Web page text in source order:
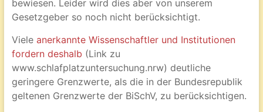
bewiesen. Leider wird dies aber von unserem
Gesetzgeber so noch nicht berücksichtigt.
Viele anerkannte Wissenschaftler und Institutionen
fordern deshalb (Link zu
www.schlafplatzuntersuchung.nrw) deutliche
geringere Grenzwerte, als die in der Bundesrepublik
geltenen Grenzwerte der BiSchV, zu berücksichtigen.